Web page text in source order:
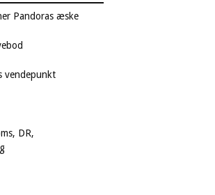
Pandoras æske
vendepunkt
DR,